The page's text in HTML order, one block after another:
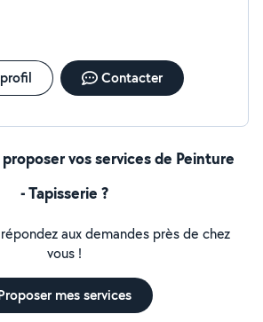
Contacter
vos services de Peinture
- Tapisserie ?
aux demandes près de chez
vous !
mes services